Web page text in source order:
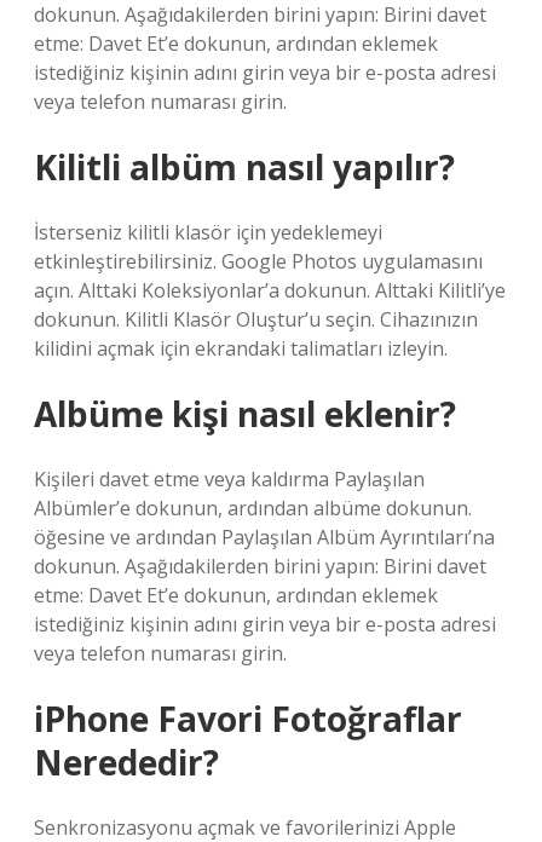
dokunun. Aşağıdakilerden birini yapın: Birini davet
etme: Davet Et’e dokunun, ardından eklemek
istediğiniz kişinin adını girin veya bir e-posta adresi
veya telefon numarası girin.
Kilitli albüm nasıl yapılır?
İsterseniz kilitli klasör için yedeklemeyi
etkinleştirebilirsiniz. Google Photos uygulamasını
açın. Alttaki Koleksiyonlar’a dokunun. Alttaki Kilitli’ye
dokunun. Kilitli Klasör Oluştur’u seçin. Cihazınızın
kilidini açmak için ekrandaki talimatları izleyin.
Albüme kişi nasıl eklenir?
Kişileri davet etme veya kaldırma Paylaşılan
Albümler’e dokunun, ardından albüme dokunun.
öğesine ve ardından Paylaşılan Albüm Ayrıntıları’na
dokunun. Aşağıdakilerden birini yapın: Birini davet
etme: Davet Et’e dokunun, ardından eklemek
istediğiniz kişinin adını girin veya bir e-posta adresi
veya telefon numarası girin.
iPhone Favori Fotoğraflar
Nerededir?
Senkronizasyonu açmak ve favorilerinizi Apple